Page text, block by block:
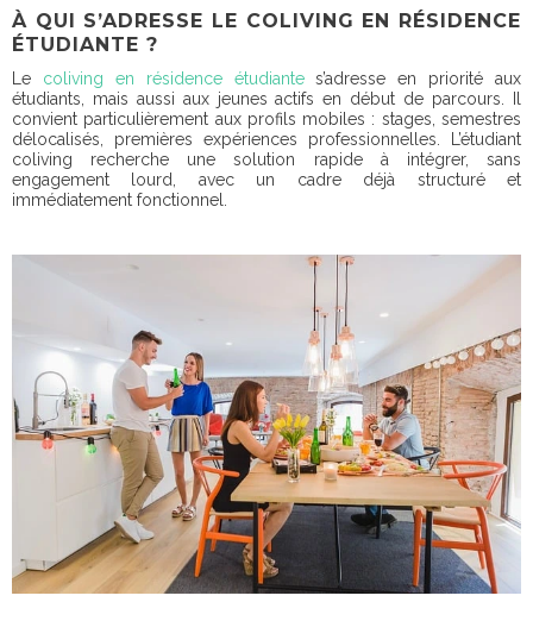
À QUI S’ADRESSE LE COLIVING EN RÉSIDENCE
ÉTUDIANTE ?
Le coliving en résidence étudiantes’adresse en priorité aux
étudiants, mais aussi aux jeunes actifs en début de parcours. Il
convient particulièrement aux profils mobiles : stages, semestres
délocalisés, premières expériences professionnelles. L’étudiant
coliving recherche une solution rapide à intégrer, sans
engagement lourd, avec un cadre déjà structuré et
immédiatement fonctionnel.